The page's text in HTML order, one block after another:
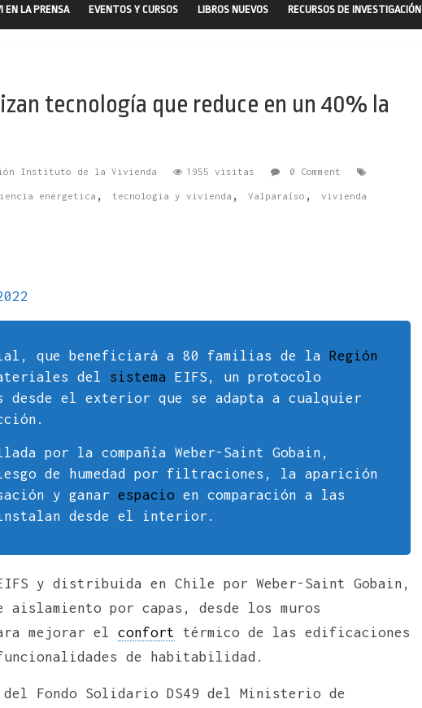
EN LA PRENSA EVENTOS Y CURSOS LIBROS NUEVOS RECURSOS DE INVESTIGACIÓN
tecnología que reduce en un 40% la
Instituto de la Vivienda 1955 visitas 0 Comment
energetica , tecnologia y vivienda , Valparaíso , vivienda
que beneficiará a 80 familias de la Región
del sistema EIFS, un protocolo
desde el exterior que se adapta a cualquier
por la compañía Weber-Saint Gobain,
de humedad por filtraciones, la aparición
y ganar espacio en comparación a las
desde el interior.
y distribuida en Chile por Weber-Saint Gobain,
por capas, desde los muros
mejorar el confort térmico de las edificaciones
de habitabilidad.
del Fondo Solidario DS49 del Ministerio de